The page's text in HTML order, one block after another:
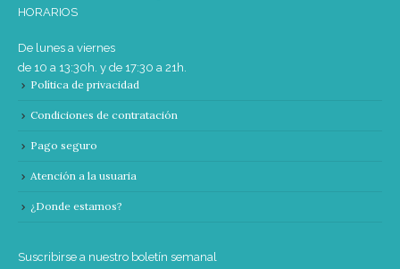
HORARIOS
De lunes a viernes
de 10 a 13:30h. y de 17:30 a 21h.
Política de privacidad
Condiciones de contratación
Pago seguro
Atención a la usuaria
¿Donde estamos?
Suscribirse a nuestro boletín semanal